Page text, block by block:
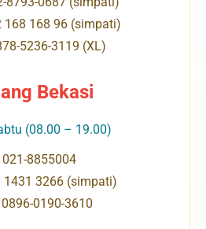
168 168 96 (simpati)
5236-3119 (XL)
Bekasi
(08.00 – 19.00)
021-8855004
3266 (simpati)
0896-0190-3610